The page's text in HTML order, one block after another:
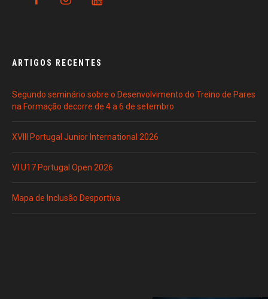
ARTIGOS RECENTES
Segundo seminário sobre o Desenvolvimento do Treino de Pares
na Formação decorre de 4 a 6 de setembro
XVIII Portugal Junior International 2026
VI U17 Portugal Open 2026
Mapa de Inclusão Desportiva